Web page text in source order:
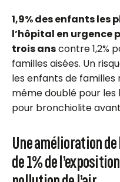
1,9% des enfants les
l’hôpital en urgence
trois anscontre 1,2%
familles aisées. Un
les enfants de familles
même doublé pour
pour bronchiolite
Une amélioration
de 1% de